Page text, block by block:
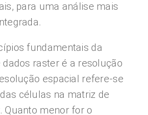
para uma análise mais
fundamentais da
raster é a resolução
espacial refere-se
células na matriz de
Quanto menor for o